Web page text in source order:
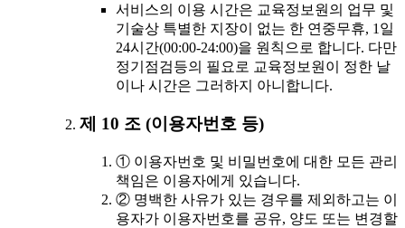
서비스의 이용 시간은 교육정보원의 업무 및
기술상 특별한 지장이 없는 한 연중무휴, 1일
24시간(00:00-24:00)을 원칙으로 합니다. 다만
정기점검등의 필요로 교육정보원이 정한 날
이나 시간은 그러하지 아니합니다.
제 10 조 (이용자번호 등)
① 이용자번호 및 비밀번호에 대한 모든 관리
책임은 이용자에게 있습니다.
② 명백한 사유가 있는 경우를 제외하고는 이
용자가 이용자번호를 공유, 양도 또는 변경할